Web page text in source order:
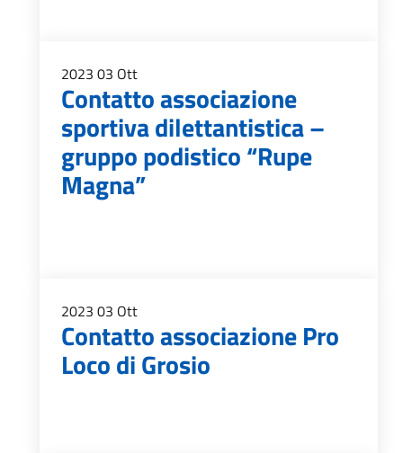
2023 03 Ott
Contatto associazione
sportiva dilettantistica –
gruppo podistico “Rupe
Magna”
2023 03 Ott
Contatto associazione Pro
Loco di Grosio